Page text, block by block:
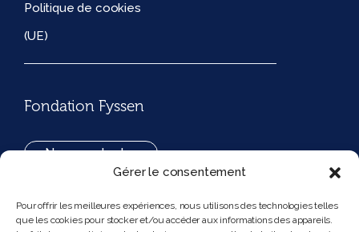
Gérer le consentement
Pour offrir les meilleures expériences, nous utilisons des technologies telles
que les cookies pour stocker et/ou accéder aux informations des appareils.
Politique de cookies
(UE)
Fondation Fyssen
Nous contacter
194, rue de Rivoli 75001 Paris France